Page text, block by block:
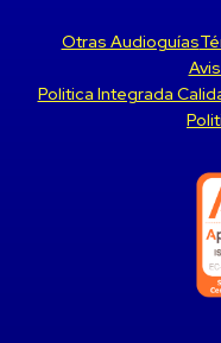
Otras Audioguías
Politica Integrada